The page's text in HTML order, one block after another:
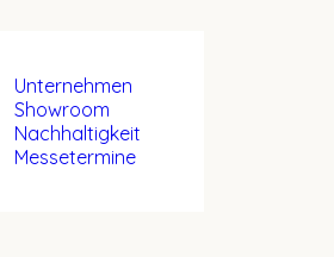
Unternehmen
Showroom
Nachhaltigkeit
Messetermine